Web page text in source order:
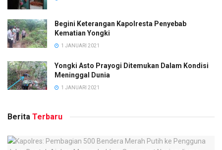
Begini Keterangan Kapolresta Penyebab
Kematian Yongki
1 JANUARI 2021
Yongki Asto Prayogi Ditemukan Dalam Kondisi
Meninggal Dunia
1 JANUARI 2021
Berita Terbaru